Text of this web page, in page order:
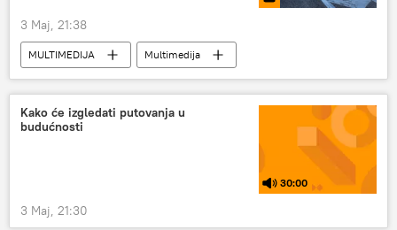
3 Maj, 21:38
MULTIMEDIJA
Multimedija
Video-klub
Kako će izgledati putovanja u
budućnosti
30:00
3 Maj, 21:30